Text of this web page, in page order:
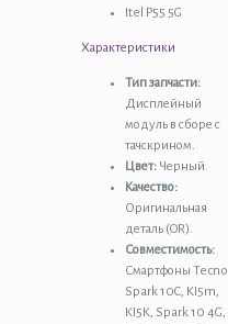
Itel P55 5G
Характеристики
Тип запчасти:
Дисплейный
модуль в сборе с
тачскрином.
Цвет: Черный.
Качество:
Оригинальная
деталь (OR).
Совместимость:
Смартфоны Tecno
Spark 10C, KI5m,
KI5K, Spark 10 4G,